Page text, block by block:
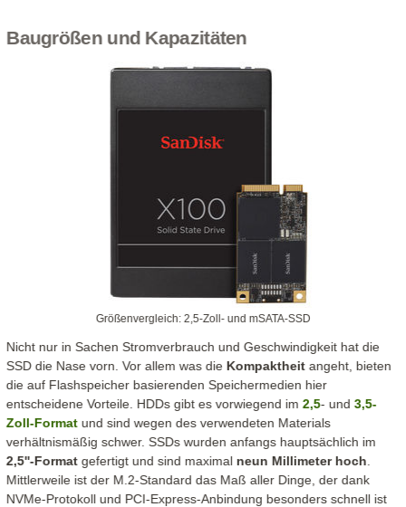
Baugrößen und Kapazitäten
Größenvergleich: 2,5-Zoll- und mSATA-SSD
Nicht nur in Sachen Stromverbrauch und Geschwindigkeit hat die
SSD die Nase vorn. Vor allem was dieKompaktheit angeht, bieten
die auf Flashspeicher basierenden Speichermedien hier
entscheidene Vorteile. HDDs gibt es vorwiegend im2,5- und3,5-
Zoll-Format und sind wegen des verwendeten Materials
verhältnismäßig schwer. SSDs wurden anfangs hauptsächlich im
2,5''-Format gefertigt und sind maximalneun Millimeter hoch
Mittlerweile ist der M.2-Standard das Maß aller Dinge, der dank
NVMe-Protokoll und PCI-Express-Anbindung besonders schnell ist